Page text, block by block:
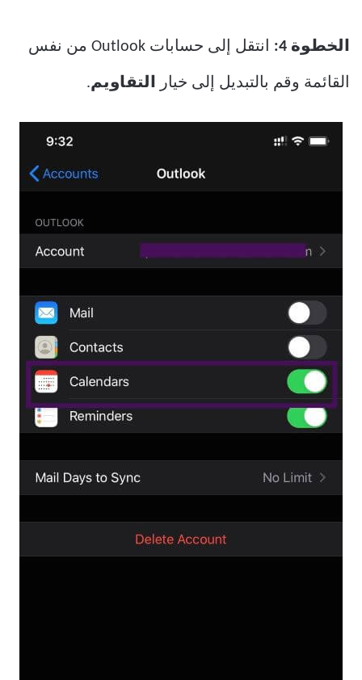
الخطوة 4: انتقل إلى حسابات Outlook من نفس
القائمة وقم بالتبديل إلى خيار التقاويم.